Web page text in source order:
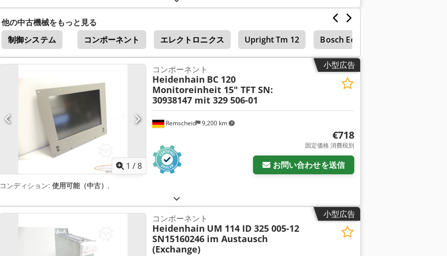
他の中古機械をもっと見る
制御システム
コンポーネント エレクトロニクス Upright Tm 12 Bosch Ecm
小型広告
1 /8
Remscheid 9,200 km
コンポーネント
Heidenhain BC 120
Monitoreinheit 15" TFT SN:
30938147 mit 329 506-01
€718
固定価格 消費税別
お問い合わせを送信
コンディション: 使用可能（中古） ,
小型広告
コンポーネント
Heidenhain UM 114 ID 325 005-12
SN15160246 im Austausch
(Exchange)